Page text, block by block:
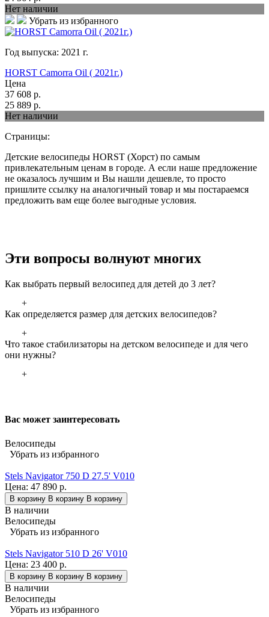
Нет наличии
Убрать из избранного
Год выпуска: 2021 г.
HORST Camorra Oil ( 2021г.)
Цена
37 608 р.
25 889 р.
Нет наличии
Страницы:
Детские велосипеды HORST (Хорст) по самым
привлекательным ценам в городе. А если наше предложение
не оказалось лучшим и Вы нашли дешевле, то просто
пришлите ссылку на аналогичный товар и мы постараемся
предложить вам еще более выгодные условия.
Эти вопросы волнуют многих
Как выбрать первый велосипед для детей до 3 лет?
+
Как определяется размер для детских велосипедов?
+
Что такое стабилизаторы на детском велосипеде и для чего
они нужны?
+
Вас может заинтересовать
Велосипеды
Убрать из избранного
Stels Navigator 750 D 27.5' V010
Цена: 47 890 р.
В корзину В корзину В корзину
В наличии
Велосипеды
Убрать из избранного
Stels Navigator 510 D 26' V010
Цена: 23 400 р.
В корзину В корзину В корзину
В наличии
Велосипеды
Убрать из избранного